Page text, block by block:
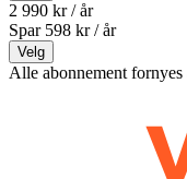
2 990 kr / år
Spar 598 kr /år
Velg
Alle abonnement